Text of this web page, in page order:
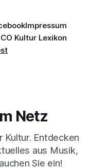
Impressum
Kultur Lexikon
Netz
Kultur. Entdecken
aus Musik,
Sie ein!